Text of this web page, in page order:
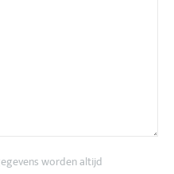
worden altijd